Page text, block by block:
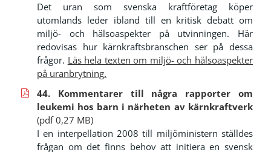
Det uran som svenska kraftföretag köper
utomlands leder ibland till en kritisk debatt om
miljö- och hälsoaspekter på utvinningen. Här
redovisas hur kärnkraftsbranschen ser på dessa
frågor. Läs hela texten om miljö- och hälsoaspekter
på uranbrytning.
44. Kommentarer till några rapporter om
leukemi hos barn i närheten av kärnkraftverk
(pdf 0,27 MB)
I en interpellation 2008 till miljöministern ställdes
frågan om det finns behov att initiera en svensk